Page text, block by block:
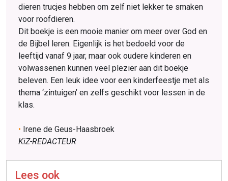
dieren trucjes hebben om zelf niet lekker te smaken
voor roofdieren.
Dit boekje is een mooie manier om meer over God en
de Bijbel leren. Eigenlijk is het bedoeld voor de
leeftijd vanaf 9 jaar, maar ook oudere kinderen en
volwassenen kunnen veel plezier aan dit boekje
beleven. Een leuk idee voor een kinderfeestje met als
thema ‘zintuigen’ en zelfs geschikt voor lessen in de
klas.
• Irene de Geus-Haasbroek
KiZ-REDACTEUR
Lees ook